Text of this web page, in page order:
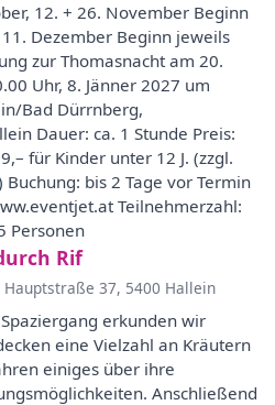
12. + 26. November Beginn
Dezember Beginn jeweils
zur Thomasnacht am 20.
Uhr, 8. Jänner 2027 um
Bad Dürrnberg,
Dauer: ca. 1 Stunde Preis:
für Kinder unter 12 J. (zzgl.
bis 2 Tage vor Termin
Teilnehmerzahl:
Personen
Rif
Hauptstraße 37, 5400 Hallein
erkunden wir
eine Vielzahl an Kräutern
einiges über ihre
Anschließend